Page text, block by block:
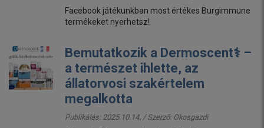
Facebook játékunkban most értékes Burgimmune
termékeket nyerhetsz!
Bemutatkozik a Dermoscent⚕️ –
a természet ihlette, az
állatorvosi szakértelem
megalkotta
Publikálás: 2025.10.14. / Szerző: Okosgazdi